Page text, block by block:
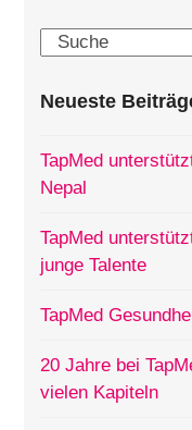
Search
Neueste
TapMed
Nepal
TapMed
junge Talente
TapMed
20 Jahre bei
vielen Kapiteln